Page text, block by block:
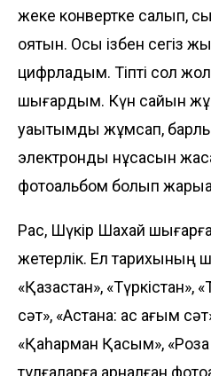
жеке конвертке салып,
қоятын. Осы ізбен сегіз
цифрладым. Тіпті сол
шығардым. Күн са­йын
уақытымды жұмсап,
электронды нұқсасын
фотоальбом болып
Рас, Шүкір Шахай
жетерлік. Ел тарихының
«Қазақстан», «Түркістан»,
сәт», «Ас­тана: қас қағым
«Қаһарман Қасым», «Роза
тұлғаларға арналған